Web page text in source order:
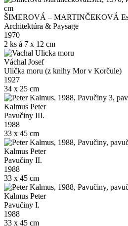
ŠIMEROVÁ – MARTINČEKOVÁ
Architektúra & Paysage
1970
2 ks á 7 x 12 cm
Váchal Josef
Ulička moru (z knihy Mor v Korčule)
1927
34 x 25 cm
Kalmus Peter
Pavučiny III.
1988
33 x 45 cm
Kalmus Peter
Pavučiny II.
1988
33 x 45 cm
Kalmus Peter
Pavučiny I.
1988
33 x 45 cm